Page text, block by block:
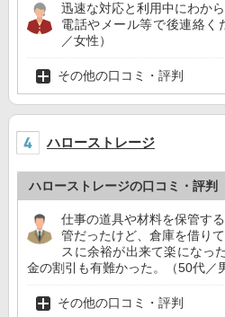
迅速な対応と利用中にわか
電話やメール等で後連絡く
／女性）
その他の口コミ・評判
ハローストレージ
ハローストレージの口コミ・評判
仕事の道具や材料を保管す
管だったけど、倉庫を借り
スに余裕が出来て楽になっ
金の割引も有難かった。（50代／
その他の口コミ・評判